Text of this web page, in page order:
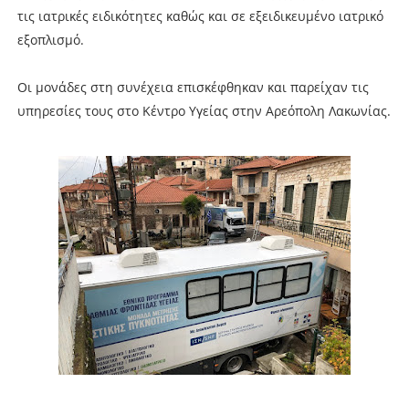
τις ιατρικές ειδικότητες καθώς και σε εξειδικευμένο ιατρικό
εξοπλισμό.
Οι μονάδες στη συνέχεια επισκέφθηκαν και παρείχαν τις
υπηρεσίες τους στο Κέντρο Υγείας στην Αρεόπολη Λακωνίας.